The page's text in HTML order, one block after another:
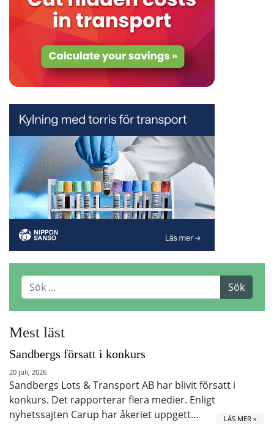
Mest läst
Sandbergs försatt i konkurs
20 juli, 2026
Sandbergs Lots & Transport AB har blivit försatt i
konkurs. Det rapporterar flera medier. Enligt
nyhetssajten Carup har åkeriet uppgett…
LÄS MER »